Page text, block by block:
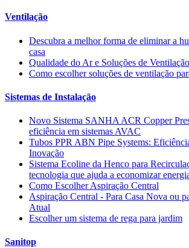
Ventilação
Descubra a melhor forma de eliminar a
casa
Qualidade do Ar e Soluções de
Como escolher soluções de ventilação
Sistemas de Instalação
Novo Sistema SANHA ACR Copper
eficiência em sistemas AVAC
Tubos PPR ABN Pipe Systems:
Inovação
Sistema Ecoline da Henco para
tecnologia que ajuda a economizar
Como Escolher Aspiração Central
Aspiração Central - Para Casa Nova ou
Atual
Escolher um sistema de rega para jardim
Sanitop